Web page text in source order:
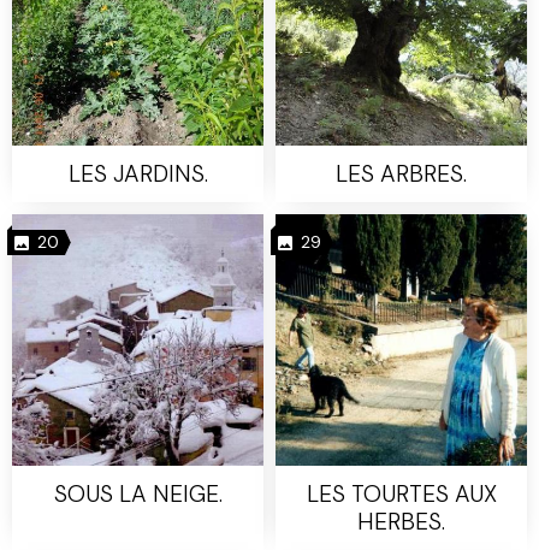
LES JARDINS. LES ARBRES.
20
SOUS LA NEIGE.
29
LES TOURTES AUX
HERBES.